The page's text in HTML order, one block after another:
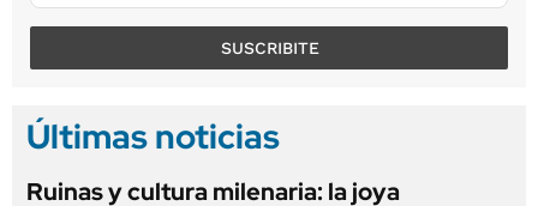
SUSCRIBITE
Últimas noticias
Ruinas y cultura milenaria: la joya